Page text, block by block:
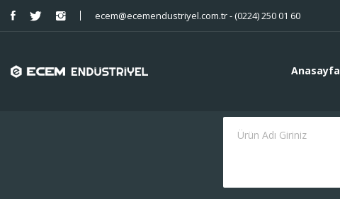
ecem@ecemendustriyel.com.tr - (0224) 250 01 60
Anasayfa